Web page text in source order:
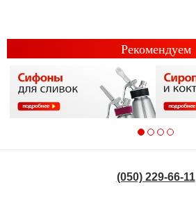
Рекомендуем
(050) 229-66-11